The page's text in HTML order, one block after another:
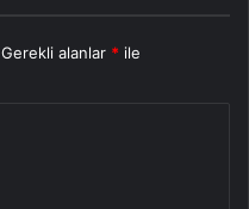
Gerekli alanlar * ile